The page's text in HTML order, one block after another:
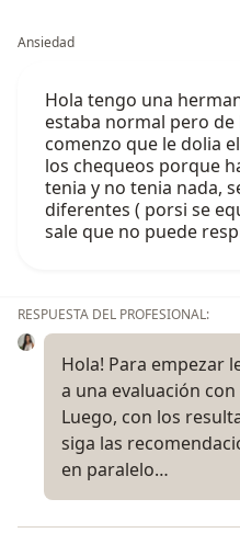
Ansiedad
Hola tengo una
estaba normal pero de
comenzo que le dolia
los chequeos porque
tenia y no tenia nada,
diferentes ( porsi se
sale que no puede
RESPUESTA DEL PROFESIONAL:
Hola! Para empezar
a una evaluación
Luego, con los
siga las
en paralelo…